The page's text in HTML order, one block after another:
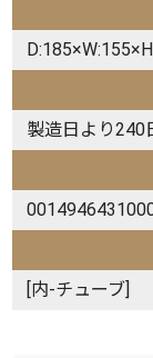
製造日より240
[内-チューブ]